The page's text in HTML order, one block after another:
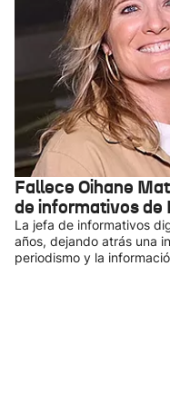
Fallece Oihane
de informativos de
La jefa de informativos
años, dejando atrás una
periodismo y la